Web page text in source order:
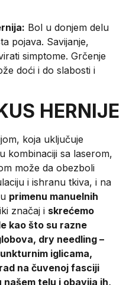
Bol u donjem delu
pojava. Savijanje,
simptome. Grčenje
doći i do slabosti i
HERNIJE
koja uključuje
kombinaciji sa laserom,
može da obezboli
i ishranu tkiva, i na
primenu manuelnih
značaj i skrećemo
kao što su razne
dry needling –
iglicama,
na čuvenoj fasciji
telu i obavija ih,